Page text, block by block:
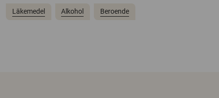
Läkemedel Alkohol Beroende